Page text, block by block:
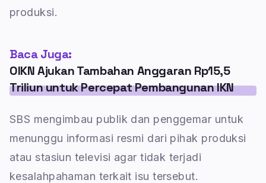
produksi.
Baca Juga:
OIKN Ajukan Tambahan Anggaran Rp15,5
Triliun untuk Percepat Pembangunan IKN
SBS mengimbau publik dan penggemar untuk
menunggu informasi resmi dari pihak produksi
atau stasiun televisi agar tidak terjadi
kesalahpahaman terkait isu tersebut.